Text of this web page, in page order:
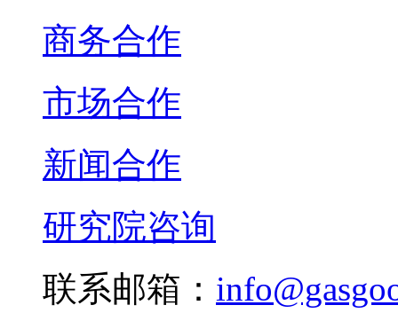
商务合作
市场合作
新闻合作
研究院咨询
联系邮箱：